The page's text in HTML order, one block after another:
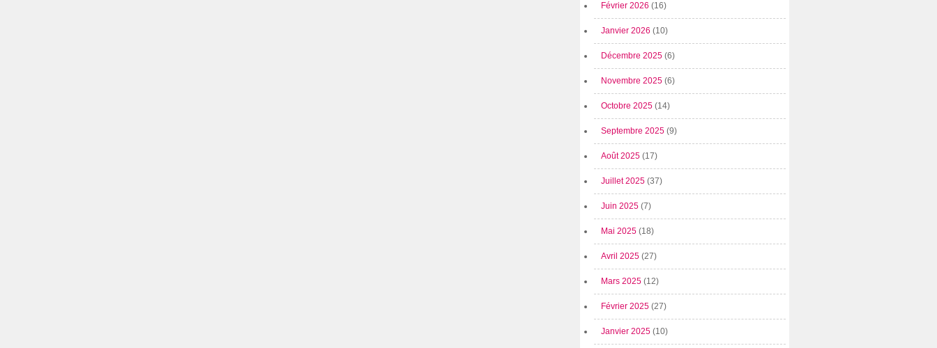
Février 2026 (16)
Janvier 2026 (10)
Décembre 2025 (6)
Novembre 2025 (6)
Octobre 2025 (14)
Septembre 2025 (9)
Août 2025 (17)
Juillet 2025 (37)
Juin 2025 (7)
Mai 2025 (18)
Avril 2025 (27)
Mars 2025 (12)
Février 2025 (27)
Janvier 2025 (10)